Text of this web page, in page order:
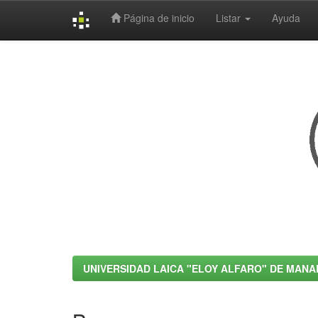
Página de inicio Listar Ayuda
UNIVERSIDAD LAICA "ELOY ALFARO" DE